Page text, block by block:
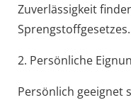
Zuverlässigkeit
Sprengstoffgesetzes.
2. Persönliche
Persönlich geeignet